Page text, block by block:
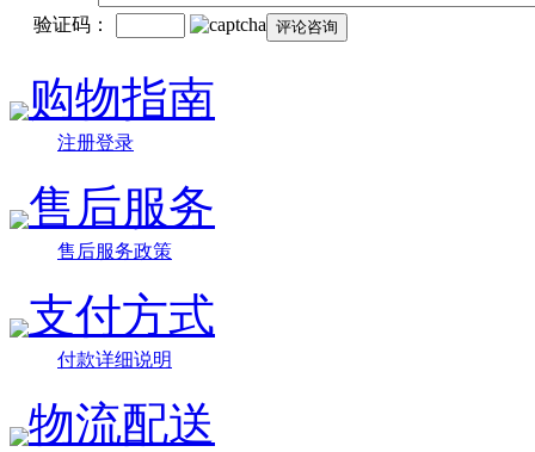
验证码：
购物指南
注册登录
售后服务
售后服务政策
支付方式
付款详细说明
物流配送